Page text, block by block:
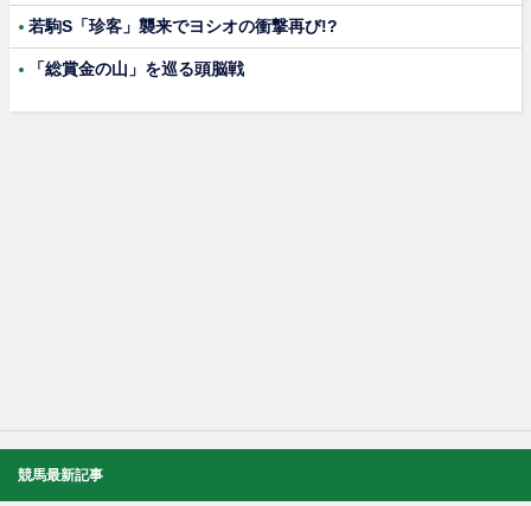
若駒S「珍客」襲来でヨシオの衝撃再び!?
「総賞金の山」を巡る頭脳戦
競馬最新記事